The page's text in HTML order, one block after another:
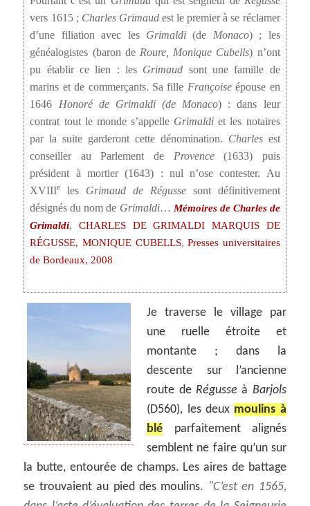
vers 1615 ; Charles Grimaud est le premier à se réclamer
d’une filiation avec les Grimaldi (de Monaco) ; les
généalogistes (baron de Roure, Monique Cubells) n’ont
pu établir ce lien : les Grimaud sont une famille de
marins et de commerçants. Sa fille Françoiseépouse en
1646 Honoré de Grimaldi (de Monaco) : dans leur
contrat tout le monde s’appelle Grimaldiet les notaires
par la suite garderont cette dénomination. Charles est
conseiller au Parlement de Provence(1633) puis
président à mortier (1643) : nul n’ose contester. Au
XVIIIe les Grimaud de Régussesont définitivement
désignés du nom de Grimaldi… Mémoires de Charles de
Grimaldi,CHARLES DE GRIMALDI MARQUIS DE
RÉGUSSE, ‎MONIQUE CUBELLS,Presses universitaires
de Bordeaux, 2008
Je traverse le village par
une ruelle étroite et
montante ; dans la
descente sur l’ancienne
route de Régusse à Barjols
(D560), les deux moulins à
blé parfaitement alignés
semblent ne faire qu’un sur
la butte, entourée de champs. Les aires de battage
se trouvaient au pied des moulins.
C’est en 1565,